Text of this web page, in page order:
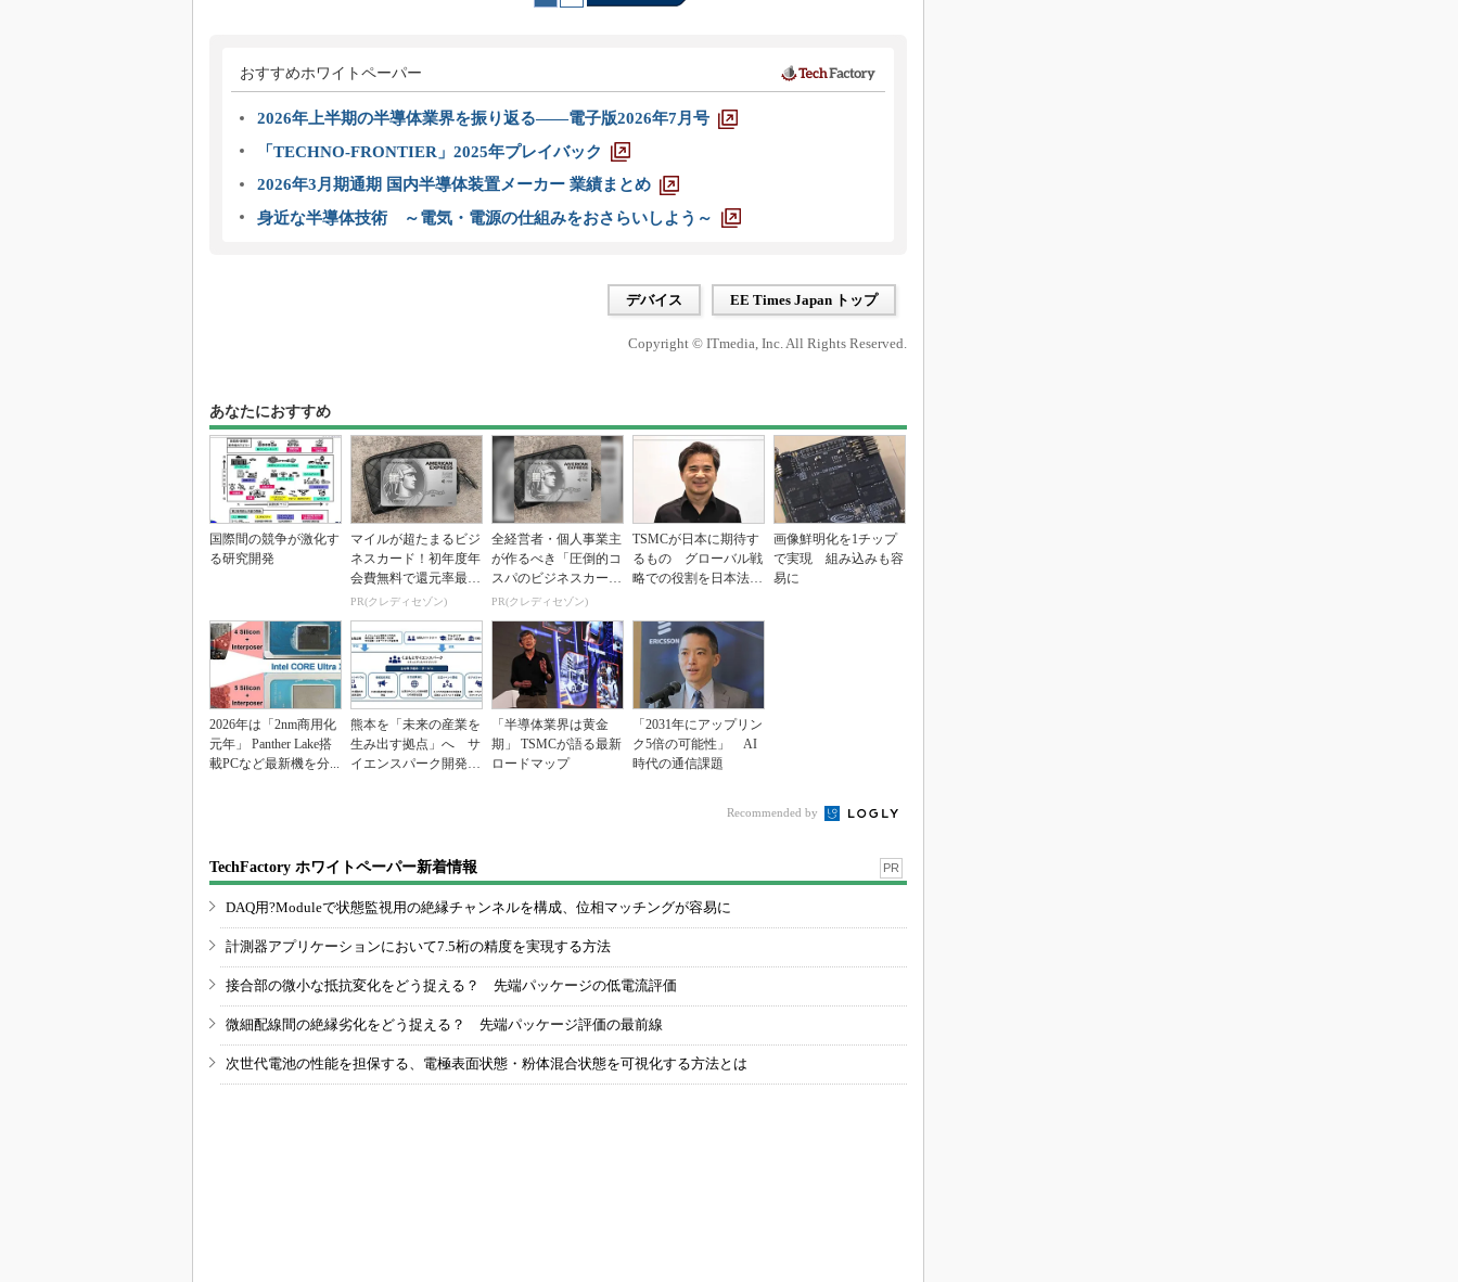
おすすめホワイトペーパー
2026年上半期の半導体業界を振り返る――電子版2026年7月号
「TECHNO-FRONTIER」2025年プレイバック
2026年3月期通期 国内半導体装置メーカー 業績まとめ
身近な半導体技術 ～電気・電源の仕組みをおさらいしよう～
デバイス EE Times Japan トップ
Copyright © ITmedia, Inc. All Rights Reserved.
あなたにおすすめ
国際間の競争が激化す
る研究開発
マイルが超たまるビジ
ネスカード！初年度年
会費無料で還元率最大
1.125%
PR(クレディセゾン)
全経営者・個人事業主
が作るべき「圧倒的コ
スパのビジネスカー
ド」
PR(クレディセゾン)
TSMCが日本に期待す
るもの グローバル戦
略での役割を日本法人
画像鮮明化を1チップ
で実現 組み込みも容
易に
2026年は「2nm商用化
元年」 Panther Lake搭
載PCなど最新機を分...
熊本を「未来の産業を
生み出す拠点」へ サ
イエンスパーク開発進
「半導体業界は黄金
期」 TSMCが語る最新
ロードマップ
「2031年にアップリン
ク5倍の可能性」 AI
時代の通信課題
Recommended by
TechFactory ホワイトペーパー新着情報 PR
DAQ用?Moduleで状態監視用の絶縁チャンネルを構成、位相マッチングが容易に
計測器アプリケーションにおいて7.5桁の精度を実現する方法
接合部の微小な抵抗変化をどう捉える？ 先端パッケージの低電流評価
微細配線間の絶縁劣化をどう捉える？ 先端パッケージ評価の最前線
次世代電池の性能を担保する、電極表面状態・粉体混合状態を可視化する方法とは